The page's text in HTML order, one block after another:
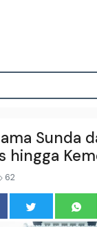
Sunda
hingga
62